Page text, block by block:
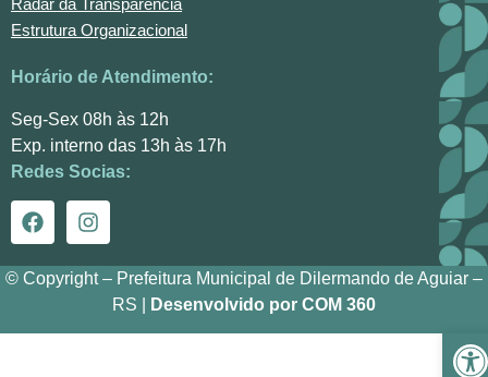
Radar da Transparência
Estrutura Organizacional
Horário de Atendimento:
Seg-Sex 08h às 12h
Exp. interno das 13h às 17h
Redes Socias:
© Copyright – Prefeitura Municipal de Dilermando de Aguiar –
RS |
Desenvolvido por COM 360